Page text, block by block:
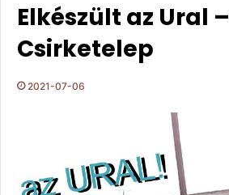
Elkészült az Ural –
Csirketelep
2021-07-06